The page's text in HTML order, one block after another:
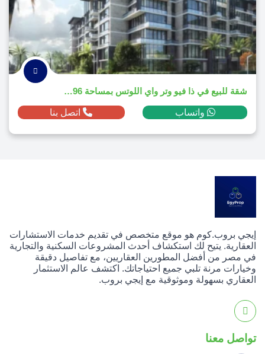
شقة للبيع في ذا فيو وتر واي اللوتس بمساحة 196م² ومقدم 2,513,100 ج.م
واتساب اتصل بنا
إيجي بروب.كوم هو موقع متخصص في تقديم خدمات الاستشارات
العقارية. يتيح لك استكشاف أحدث المشروعات السكنية والتجارية
في مصر من أفضل المطورين العقاريين، مع تفاصيل دقيقة
وخيارات مرنة تلبي جميع احتياجاتك. اكتشف عالم الاستثمار
العقاري بسهولة وموثوقية مع إيجي بروب.
تواصل معنا